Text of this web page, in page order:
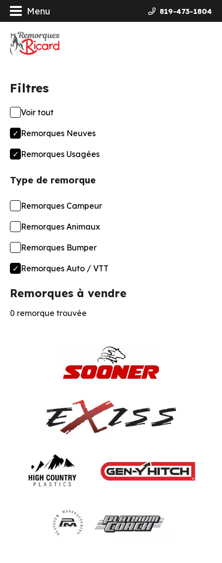
Menu 819-473-1804
nous
Filtres
Voir tout
Remorques Neuves
Remorques Usagées
Type de remorque
Remorques Campeur
Remorques Animaux
Remorques Bumper
Remorques Auto / VTT
Remorques à vendre
0 remorque trouvée